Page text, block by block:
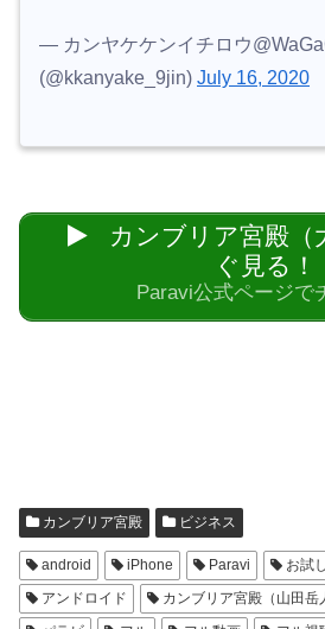
— カンヤケケンイチロウ
(@kkanyake_9jin) July 16, 2020
カンブリア宮殿（
ぐ見る！
Paravi公式ページで
カンブリア宮殿 ビジネス
android iPhone Paravi お試し
アンドロイド
カンブリア宮殿（山田岳